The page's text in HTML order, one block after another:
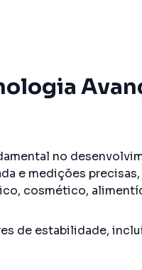
no
e medições
cosmético,
de estabilidade,